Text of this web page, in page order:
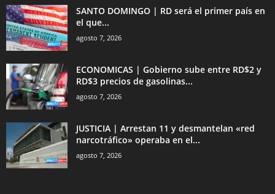
SANTO DOMINGO | RD será el primer país en
el que...
agosto 7, 2026
ECONOMICAS | Gobierno sube entre RD$2 y
RD$3 precios de gasolinas...
agosto 7, 2026
JUSTICIA | Arrestan 11 y desmantelan «red
narcotráfico» operaba en el...
agosto 7, 2026